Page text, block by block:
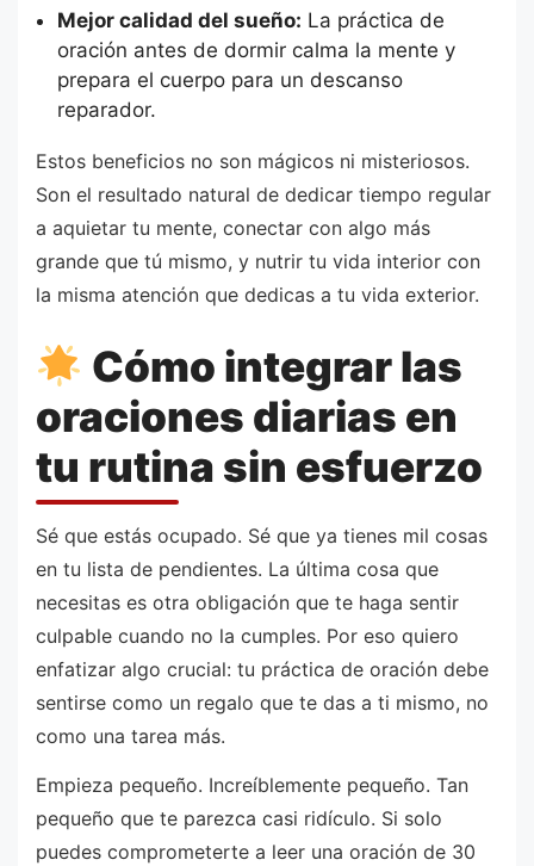
Mejor calidad del sueño: La práctica de
oración antes de dormir calma la mente y
prepara el cuerpo para un descanso
reparador.
Estos beneficios no son mágicos ni misteriosos.
Son el resultado natural de dedicar tiempo regular
a aquietar tu mente, conectar con algo más
grande que tú mismo, y nutrir tu vida interior con
la misma atención que dedicas a tu vida exterior.
Cómo integrar las
oraciones diarias en
tu rutina sin esfuerzo
Sé que estás ocupado. Sé que ya tienes mil cosas
en tu lista de pendientes. La última cosa que
necesitas es otra obligación que te haga sentir
culpable cuando no la cumples. Por eso quiero
enfatizar algo crucial: tu práctica de oración debe
sentirse como un regalo que te das a ti mismo, no
como una tarea más.
Empieza pequeño. Increíblemente pequeño. Tan
pequeño que te parezca casi ridículo. Si solo
puedes comprometerte a leer una oración de 30